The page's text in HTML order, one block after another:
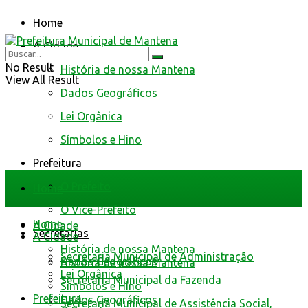
Home
A Cidade
História de nossa Mantena
Dados Geográficos
Lei Orgânica
Símbolos e Hino
Prefeitura
O Vice-Prefeito
Secretarias
Secretaria Municipal de Administração
Secretaria Municipal da Fazenda
Secretaria Municipal de Assistência Social,
No Result
View All Result
Home
A Cidade
História de nossa Mantena
Dados Geográficos
Home
A Cidade
História de nossa Mantena
Dados Geográficos
Lei Orgânica
Símbolos e Hino
Prefeitura